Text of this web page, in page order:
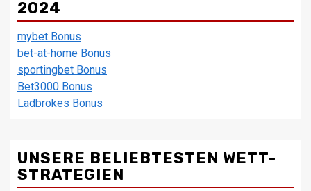
2024
mybet Bonus
bet-at-home Bonus
sportingbet Bonus
Bet3000 Bonus
Ladbrokes Bonus
UNSERE BELIEBTESTEN WETT-
STRATEGIEN